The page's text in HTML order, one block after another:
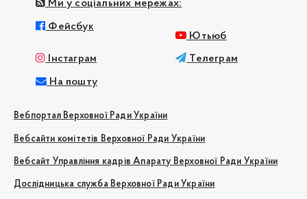
Ми у соціальних мережах:
Фейсбук
Ютьюб
Інстаграм Телеграм
На пошту
Вебпортал Верховної Ради України
Вебсайти комітетів Верховної Ради України
Вебсайт Управління кадрів Апарату Верховної Ради України
Дослідницька служба Верховної Ради України